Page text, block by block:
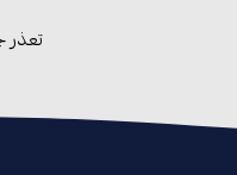
تعذر